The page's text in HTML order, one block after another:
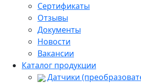
Сертификаты
Отзывы
Документы
Новости
Вакансии
Каталог продукции
Датчики